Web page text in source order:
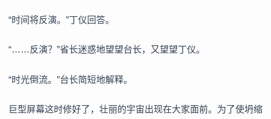
“时间将反演。”丁仪回答。
“……反演？”省长迷惑地望望台长，又望望丁仪。
“时光倒流。”台长简短地解释。
巨型屏幕这时修好了，壮丽的宇宙出现在大家面前。为了使坍缩